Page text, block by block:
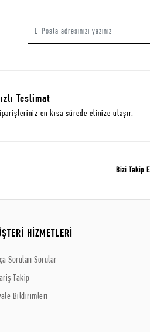
Teslimat
en kısa sürede elinize ulaşır.
Bizi Takip
HİZMETLERİ
Sorulan Sorular
Takip
Bildirimleri